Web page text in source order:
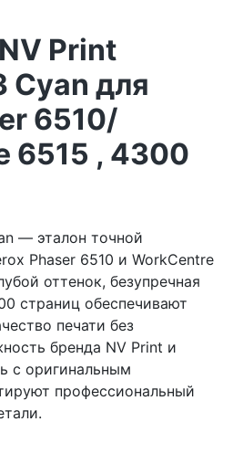
Print
Cyan для
6510/
6515 , 4300
— эталон точной
Phaser 6510 и WorkCentre
оттенок, безупречная
страниц обеспечивают
печати без
бренда NV Print и
с оригинальным
профессиональный